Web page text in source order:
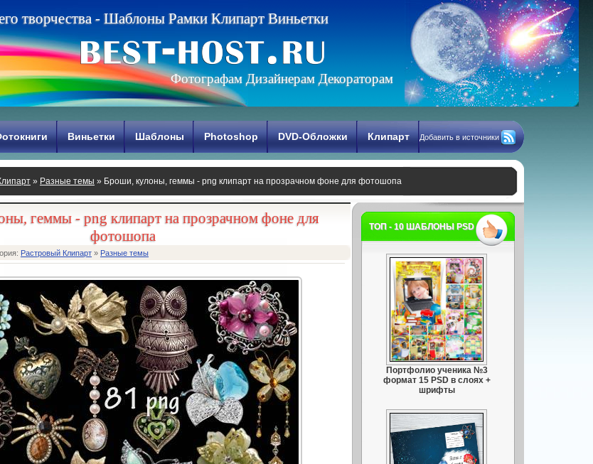
го творчества - Шаблоны Рамки Клипарт Виньетки
Фотографам Дизайнерам Декораторам
Виньетки Шаблоны Photoshop DVD-Обложки Клипарт Добавить в источники
» Разные темы » Броши, кулоны, геммы - png клипарт на прозрачном фоне для фотошопа
геммы - png клипарт на прозрачном фоне для
фотошопа
Растровый Клипарт » Разные темы
ТОП - 10 ШАБЛОНЫ PSD
Портфолио ученика №3
формат 15 PSD в слоях +
шрифты